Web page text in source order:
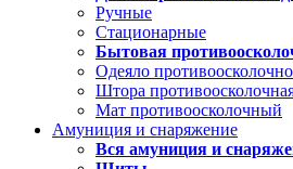
Ручные
Стационарные
Бытовая
Одеяло
Штора
Мат противоосколочный
Амуниция и снаряжение
Вся амуниция и